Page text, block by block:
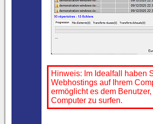
Hinweis: Im Idealfall haben
Webhostings auf Ihrem
ermöglicht es dem
Computer zu surfen.